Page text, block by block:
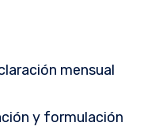
mensual
y formulación